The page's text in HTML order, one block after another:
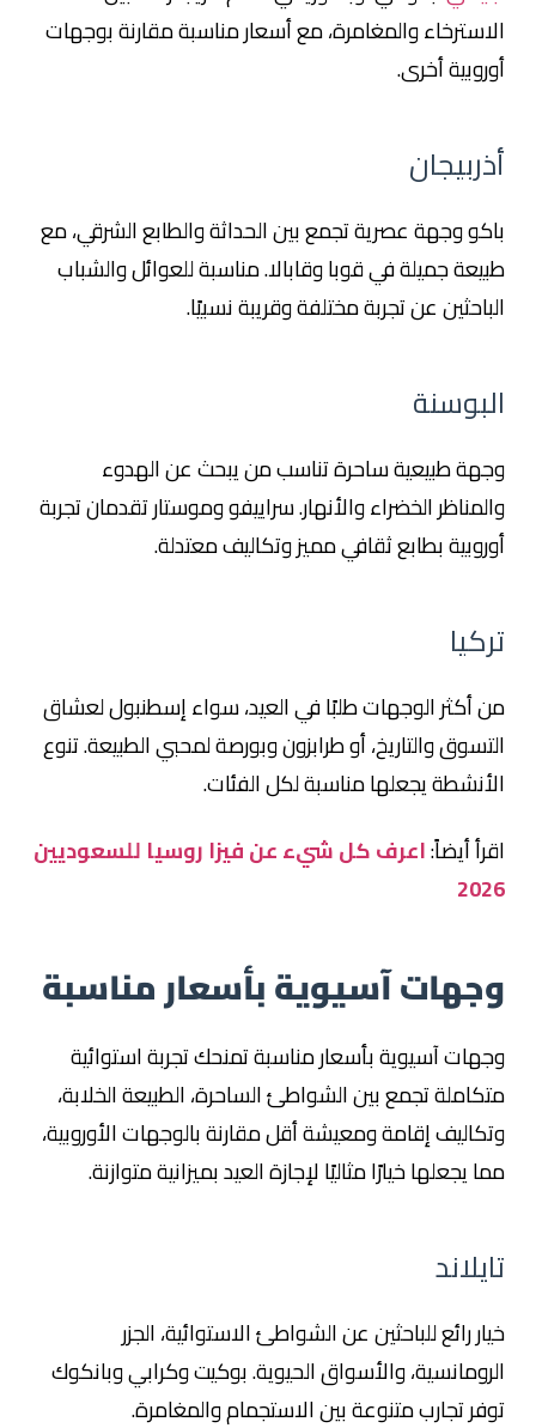
الاسترخاء والمغامرة، مع أسعار مناسبة مقارنة بوجهات
أوروبية أخرى.
أذربيجان
باكو وجهة عصرية تجمع بين الحداثة والطابع الشرقي، مع
طبيعة جميلة في قوبا وقابالا. مناسبة للعوائل والشباب
الباحثين عن تجربة مختلفة وقريبة نسبيًا.
البوسنة
وجهة طبيعية ساحرة تناسب من يبحث عن الهدوء
والمناظر الخضراء والأنهار. سراييفو وموستار تقدمان تجربة
أوروبية بطابع ثقافي مميز وتكاليف معتدلة.
تركيا
من أكثر الوجهات طلبًا في العيد، سواء إسطنبول لعشاق
التسوق والتاريخ، أو طرابزون وبورصة لمحبي الطبيعة. تنوع
الأنشطة يجعلها مناسبة لكل الفئات.
اقرأ أيضاً:اعرف كل شيء عن فيزا روسيا للسعوديين
2026
وجهات آسيوية بأسعار مناسبة
وجهات آسيوية بأسعار مناسبة تمنحك تجربة استوائية
متكاملة تجمع بين الشواطئ الساحرة، الطبيعة الخلابة،
وتكاليف إقامة ومعيشة أقل مقارنة بالوجهات الأوروبية،
مما يجعلها خيارًا مثاليًا لإجازة العيد بميزانية متوازنة.
تايلاند
خيار رائع للباحثين عن الشواطئ الاستوائية، الجزر
الرومانسية، والأسواق الحيوية. بوكيت وكرابي وبانكوك
توفر تجارب متنوعة بين الاستجمام والمغامرة.